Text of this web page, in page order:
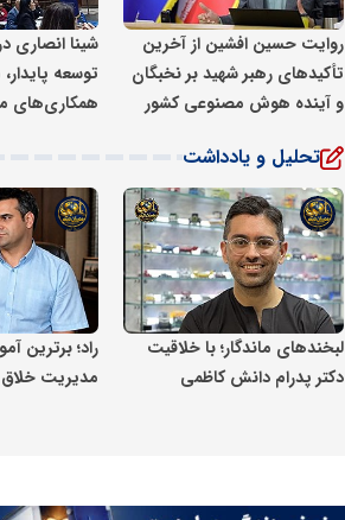
روایت حسین افشین از آخرین
تأکیدهای رهبر شهید بر نخبگان
و آینده هوش مصنوعی کشور
توسعه
همکاری‌های
تحلیل و یادداشت
لبخندهای ماندگار؛ با خلاقیت
دکتر پدرام دانش‌ کاظمی
شبکه خبری مدیران نابغه
راد؛ برترین
مدیریت خلاق
شبکه